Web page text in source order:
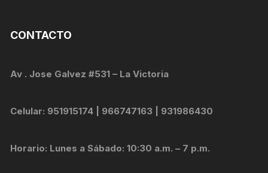
CONTACTO
Av . Jose Galvez #531 – La Victoria
Celular: 951915174 | 966747163 | 931986430
Horario: Lunes a Sábado: 10:30 a.m. – 7 p.m.